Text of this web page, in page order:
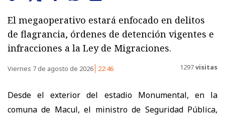
El megaoperativo estará enfocado en delitos
de flagrancia, órdenes de detención vigentes e
infracciones a la Ley de Migraciones.
Viernes 7 de agosto de 2026 22:46 1297visitas
Desde el exterior del estadio Monumental, en la
comuna de Macul, el ministro de Seguridad Pública,